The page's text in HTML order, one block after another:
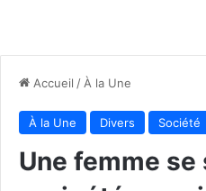
Accueil / À la Une
À la Une Divers Société
Une femme